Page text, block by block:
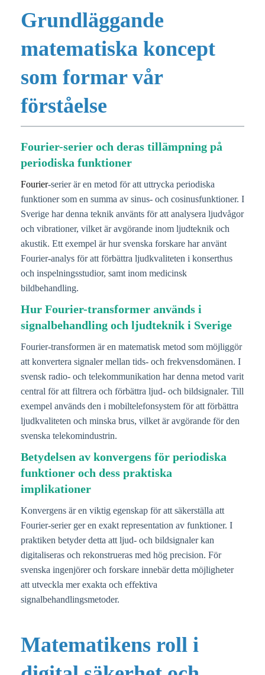
Grundläggande
matematiska koncept
som formar vår
förståelse
Fourier-serier och deras tillämpning på
periodiska funktioner
Fourier-serier är en metod för att uttrycka periodiska
funktioner som en summa av sinus- och cosinusfunktioner. I
Sverige har denna teknik använts för att analysera ljudvågor
och vibrationer, vilket är avgörande inom ljudteknik och
akustik. Ett exempel är hur svenska forskare har använt
Fourier-analys för att förbättra ljudkvaliteten i konserthus
och inspelningsstudior, samt inom medicinsk
bildbehandling.
Hur Fourier-transformer används i
signalbehandling och ljudteknik i Sverige
Fourier-transformen är en matematisk metod som möjliggör
att konvertera signaler mellan tids- och frekvensdomänen. I
svensk radio- och telekommunikation har denna metod varit
central för att filtrera och förbättra ljud- och bildsignaler. Till
exempel används den i mobiltelefonsystem för att förbättra
ljudkvaliteten och minska brus, vilket är avgörande för den
svenska telekomindustrin.
Betydelsen av konvergens för periodiska
funktioner och dess praktiska
implikationer
Konvergens är en viktig egenskap för att säkerställa att
Fourier-serier ger en exakt representation av funktioner. I
praktiken betyder detta att ljud- och bildsignaler kan
digitaliseras och rekonstrueras med hög precision. För
svenska ingenjörer och forskare innebär detta möjligheter
att utveckla mer exakta och effektiva
signalbehandlingsmetoder.
Matematikens roll i